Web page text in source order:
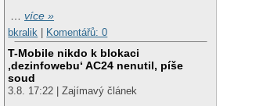
…více »
bkralik
Komentářů: 0
T-Mobile nikdo k blokaci
‚dezinfowebu‘ AC24 nenutil, píše
soud
3.8. 17:22 | Zajímavý článek